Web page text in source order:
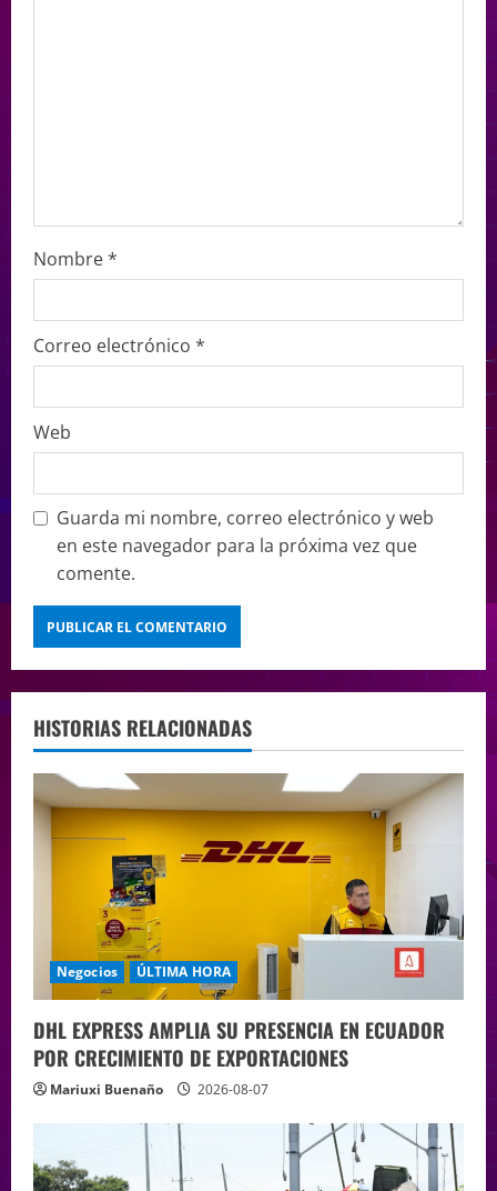
Nombre*
Correo electrónico *
Web
Guarda mi nombre, correo electrónico y web
en este navegador para la próxima vez que
comente.
HISTORIAS RELACIONADAS
Negocios ÚLTIMA HORA
DHL EXPRESS AMPLIA SU PRESENCIA EN ECUADOR
POR CRECIMIENTO DE EXPORTACIONES
Mariuxi Buenaño 2026-08-07